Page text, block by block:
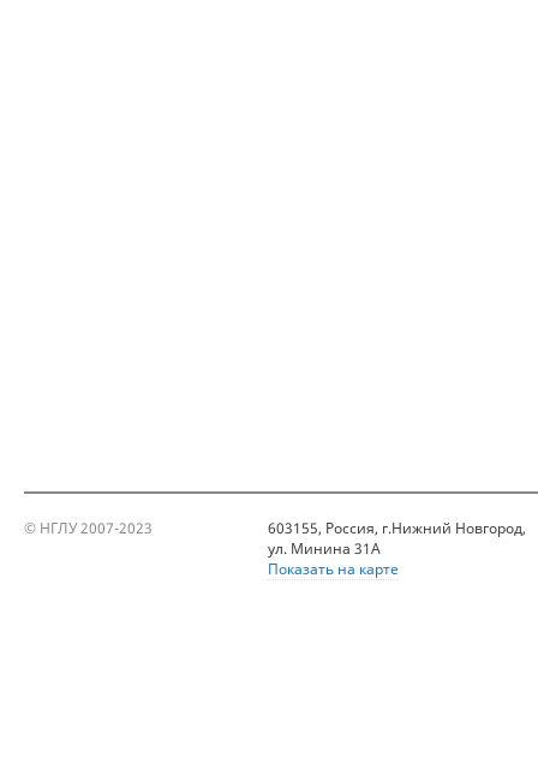
© НГЛУ 2007-2023
603155, Россия, г.Нижний Новгород,
ул. Минина 31А
Показать на карте